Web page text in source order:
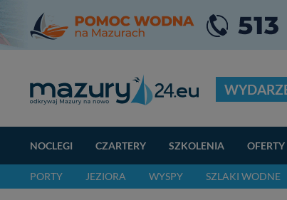
NOCLEGI CZARTERY SZKOLENIA
PORTY JEZIORA WYSPY SZLAKI WODNE